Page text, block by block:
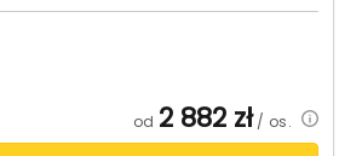
od 2 882 zł/ os.